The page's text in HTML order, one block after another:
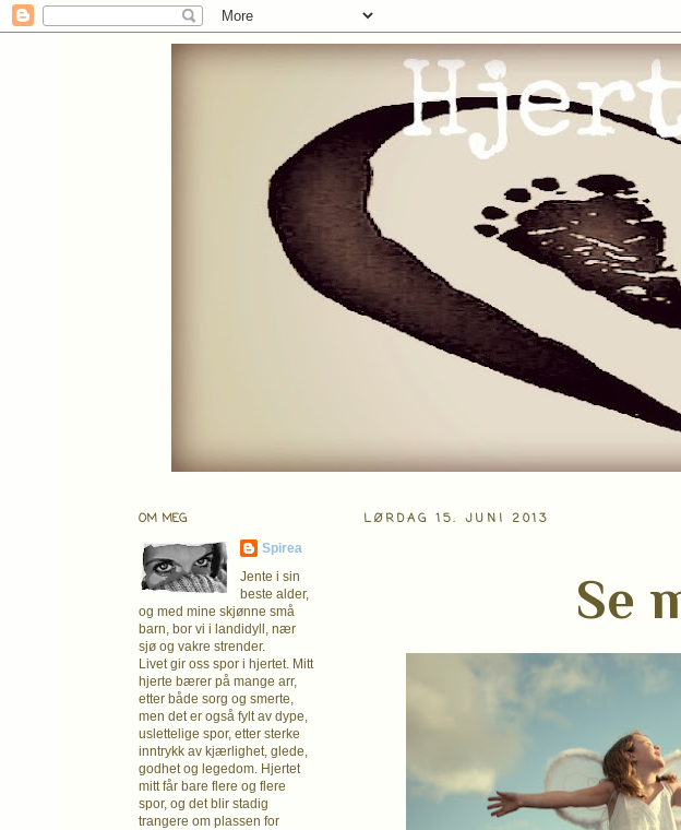
LØRDAG 15. JUNI 2013
Se
OM MEG
Spirea
Jente i sin
beste alder,
og med mine skjønne små
barn, bor vi i landidyll, nær
sjø og vakre strender.
Livet gir oss spor i hjertet. Mitt
hjerte bærer på mange arr,
etter både sorg og smerte,
men det er også fylt av dype,
uslettelige spor, etter sterke
inntrykk av kjærlighet, glede,
godhet og legedom. Hjertet
mitt får bare flere og flere
spor, og det blir stadig
trangere om plassen for